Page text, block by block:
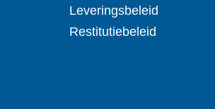
Leveringsbeleid
Restitutiebeleid